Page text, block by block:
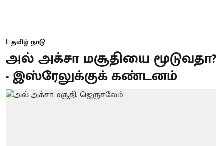
தமிழ் நாடு
அல் அக்சா மசூதியை மூடுவதா?
- இஸ்ரேலுக்குக் கண்டனம்